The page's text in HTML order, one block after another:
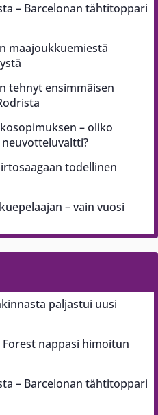
– Barcelonan tähtitoppari
maajoukkuemiestä
tehnyt ensimmäisen
– oliko
todellinen
– vain vuosi
paljastui uusi
nappasi himoitun
– Barcelonan tähtitoppari